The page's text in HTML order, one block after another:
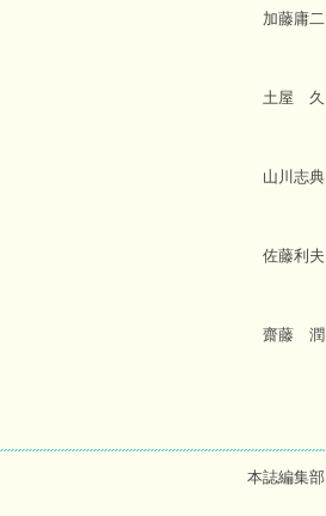
加藤庸二
土屋 久
山川志典
佐藤利夫
齋藤 潤
本誌編集部